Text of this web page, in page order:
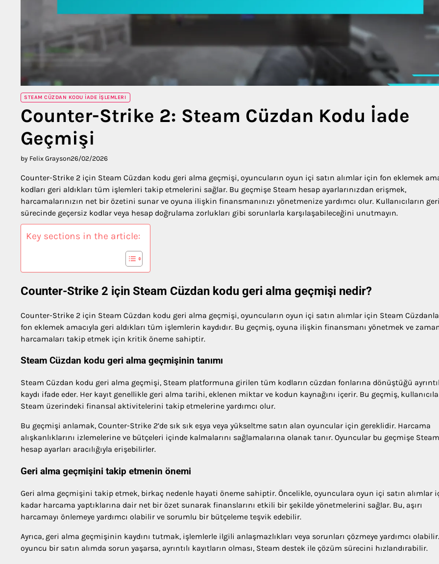
STEAM CÜZDAN KODU İADE İŞLEMLERI
Counter-Strike 2: Steam Cüzdan Kodu İade
Geçmişi
by Felix Grayson26/02/2026
Counter-Strike 2 için Steam Cüzdan kodu geri alma geçmişi, oyuncuların oyun içi satın alımlar için fon eklemek
kodları geri aldıkları tüm işlemleri takip etmelerini sağlar. Bu geçmişe Steam hesap ayarlarınızdan erişmek,
harcamalarınızın net bir özetini sunar ve oyuna ilişkin finansmanınızı yönetmenize yardımcı olur. Kullanıcıların
sürecinde geçersiz kodlar veya hesap doğrulama zorlukları gibi sorunlarla karşılaşabileceğini unutmayın.
Key sections in the article:
Counter-Strike 2 için Steam Cüzdan kodu geri alma geçmişi nedir?
Counter-Strike 2 için Steam Cüzdan kodu geri alma geçmişi, oyuncuların oyun içi satın alımlar için Steam
fon eklemek amacıyla geri aldıkları tüm işlemlerin kaydıdır. Bu geçmiş, oyuna ilişkin finansmanı yönetmek ve
harcamaları takip etmek için kritik öneme sahiptir.
Steam Cüzdan kodu geri alma geçmişinin tanımı
Steam Cüzdan kodu geri alma geçmişi, Steam platformuna girilen tüm kodların cüzdan fonlarına dönüştüğü
kaydı ifade eder. Her kayıt genellikle geri alma tarihi, eklenen miktar ve kodun kaynağını içerir. Bu geçmiş,
Steam üzerindeki finansal aktivitelerini takip etmelerine yardımcı olur.
Bu geçmişi anlamak, Counter-Strike 2’de sık sık eşya veya yükseltme satın alan oyuncular için gereklidir. Harcama
alışkanlıklarını izlemelerine ve bütçeleri içinde kalmalarını sağlamalarına olanak tanır. Oyuncular bu geçmişe Steam
hesap ayarları aracılığıyla erişebilirler.
Geri alma geçmişini takip etmenin önemi
Geri alma geçmişini takip etmek, birkaç nedenle hayati öneme sahiptir. Öncelikle, oyunculara oyun içi satın alımlar
kadar harcama yaptıklarına dair net bir özet sunarak finanslarını etkili bir şekilde yönetmelerini sağlar. Bu, aşırı
harcamayı önlemeye yardımcı olabilir ve sorumlu bir bütçeleme teşvik edebilir.
Ayrıca, geri alma geçmişinin kaydını tutmak, işlemlerle ilgili anlaşmazlıkları veya sorunları çözmeye yardımcı
oyuncu bir satın alımda sorun yaşarsa, ayrıntılı kayıtların olması, Steam destek ile çözüm sürecini hızlandırabilir.